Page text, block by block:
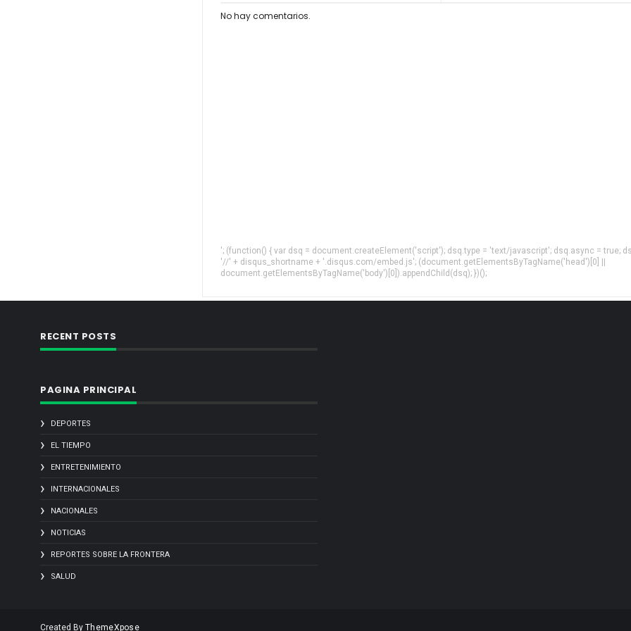
No hay comentarios.
'; (function() { var dsq = document.createElement('script'); dsq.type = 'text/javascript'; dsq.async = true;
'//' + disqus_shortname + '.disqus.com/embed.js'; (document.getElementsByTagName('head')[0] ||
document.getElementsByTagName('body')[0]).appendChild(dsq); })();
RECENT POSTS
PAGINA PRINCIPAL
DEPORTES
EL TIEMPO
ENTRETENIMIENTO
INTERNACIONALES
NACIONALES
NOTICIAS
REPORTES SOBRE LA FRONTERA
SALUD
Created By ThemeXpose